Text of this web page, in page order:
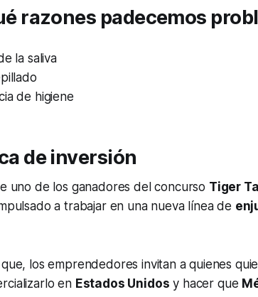
razones padecemos
la saliva
de higiene
de inversión
uno de los ganadores del concurso Tiger
a trabajar en una nueva línea de
los emprendedores invitan a quienes
en Estados Unidos y hacer que